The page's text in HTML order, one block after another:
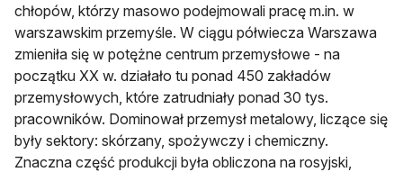
chłopów, którzy masowo podejmowali pracę m.in. w
warszawskim przemyśle. W ciągu półwiecza Warszawa
zmieniła się w potężne centrum przemysłowe - na
początku XX w. działało tu ponad 450 zakładów
przemysłowych, które zatrudniały ponad 30 tys.
pracowników. Dominował przemysł metalowy, liczące się
były sektory: skórzany, spożywczy i chemiczny.
Znaczna część produkcji była obliczona na rosyjski,